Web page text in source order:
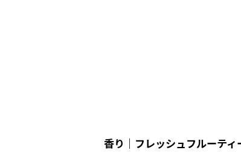
香り｜フレッシュフルーティ